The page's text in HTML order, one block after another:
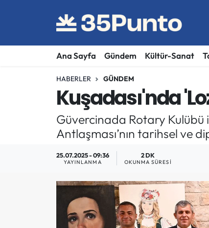
Ana Sayfa Gündem Kültür-Sanat
HABERLER GÜNDEM
Kuşadası'nda
Güvercinada Rotary Kulübü
Antlaşması’nın tarihsel ve
25.07.2025 - 09:36
YAYINLANMA
2 DK
OKUNMA SÜRESI